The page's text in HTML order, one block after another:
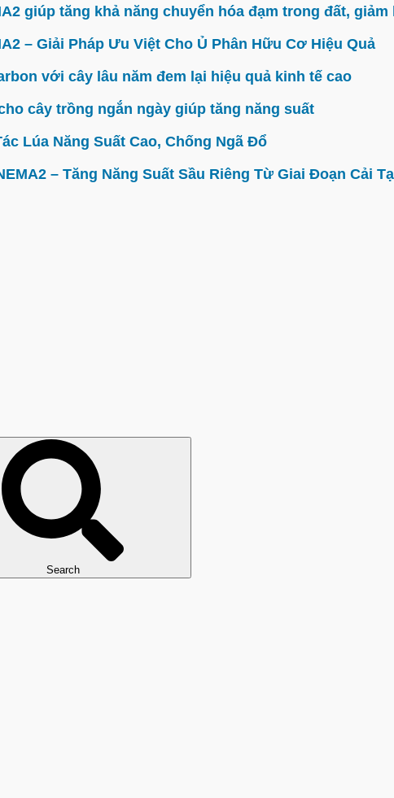
giúp tăng khả năng chuyển hóa đạm trong đất,
– Giải Pháp Ưu Việt Cho Ủ Phân Hữu Cơ Hiệu Quả
với cây lâu năm đem lại hiệu quả kinh tế cao
cây trồng ngắn ngày giúp tăng năng suất
Lúa Năng Suất Cao, Chống Ngã Đổ
– Tăng Năng Suất Sầu Riêng Từ Giai Đoạn Cải
Search